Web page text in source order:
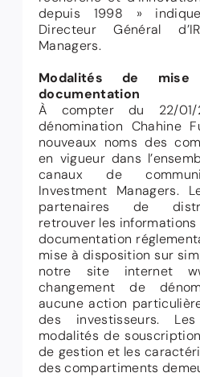
depuis 1998 »
Directeur Général
Managers.
Modalités de
documentation
À compter du 22/01/
dénomination Chahine
nouveaux noms des
en vigueur dans
canaux de
Investment Managers.
partenaires de
retrouver les
documentation
mise à disposition sur
notre site internet
changement de
aucune action
des investisseurs.
modalités de
de gestion et les
des compartiments